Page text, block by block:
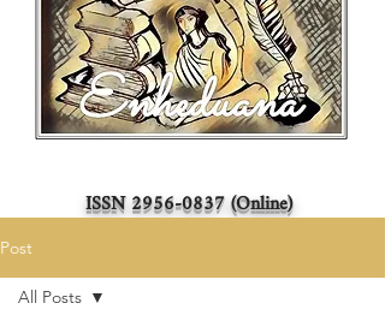
ISSN2956-0837(Online)
Post
All Posts